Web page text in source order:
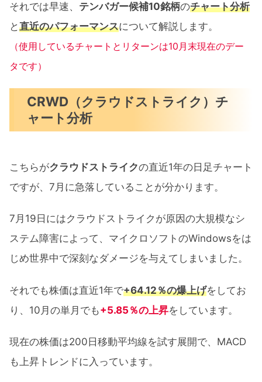
それでは早速、 テンバガー候補10銘柄のチャート分析
と直近のパフォーマンスについて解説します。
（使用しているチャートとリターンは10月末現在のデー
タです）
CRWD（クラウドストライク）チ
ャート分析
こちらがクラウドストライクの直近1年の日足チャート
ですが、7月に急落していることが分かります。
7月19日にはクラウドストライクが原因の大規模なシ
ステム障害によって、マイクロソフトのWindowsをは
じめ世界中で深刻なダメージを与えてしまいました。
それでも株価は直近1年で+64.12％の爆上げをしてお
り、10月の単月でも+5.85％の上昇をしています。
現在の株価は200日移動平均線を試す展開で、MACD
も上昇トレンドに入っています。